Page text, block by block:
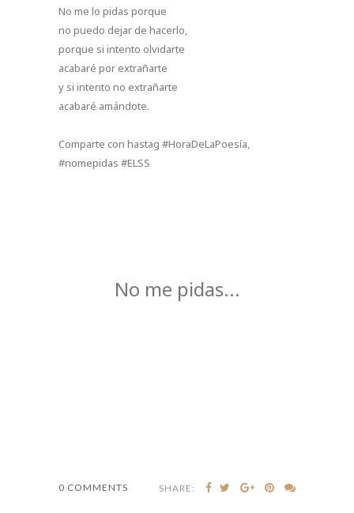
No me lo pidas porque
no puedo dejar de hacerlo,
porque si intento olvidarte
acabaré por extrañarte
y si intento no extrañarte
acabaré amándote.
Comparte con hastag #HoraDeLaPoesía,
#nomepidas #ELSS
No me pidas...
0 COMMENTS SHARE: